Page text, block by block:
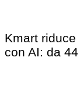
Kmart
con AI: da